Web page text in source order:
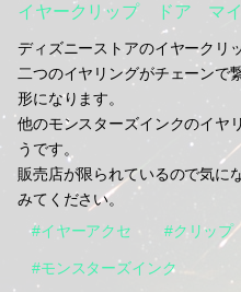
イヤークリップ ドア マ
ディズニーストアのイヤークリ
二つのイヤリングがチェーンで
形になります。
他のモンスターズインクのイヤ
うです。
販売店が限られているので気に
みてください。
#イヤーアクセ
#クリップ
#モンスターズインク